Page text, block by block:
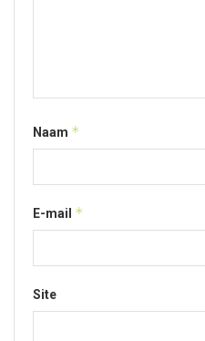
Naam *
E-mail *
Site